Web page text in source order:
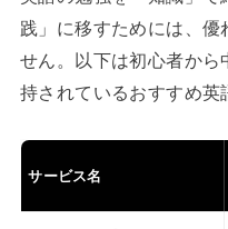
践」に移すためには、優
せん。以下は初心者か
持されているおすすめ英
サービス名